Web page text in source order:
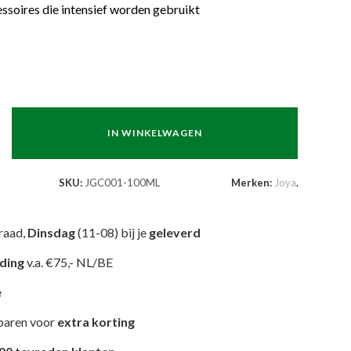
die intensief worden gebruikt
IN WINKELWAGEN
SKU: JGC001-100ML Merken: Joya.
Dinsdag(11-08) bij je geleverd
v.a. €75,- NL/BE
voor extra korting